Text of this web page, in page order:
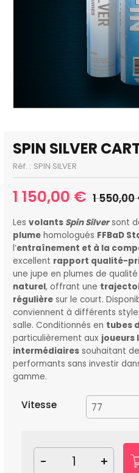
SPIN SILVER
Réf. : SPIN SILVER
1
1 150,00 €
Lesvolants Spin Silversont
plume homologués FFBaD
l’entraînement et à la
excellent rapport qualité-
une jupe en plumes de
naturel, offrant une
régulière sur le court.
conviennent à différents
salle. Conditionnés en tubes
particulièrement aux joueurs
intermédiaires souhaitant
performants sans investir
gamme.
Vitesse
- +